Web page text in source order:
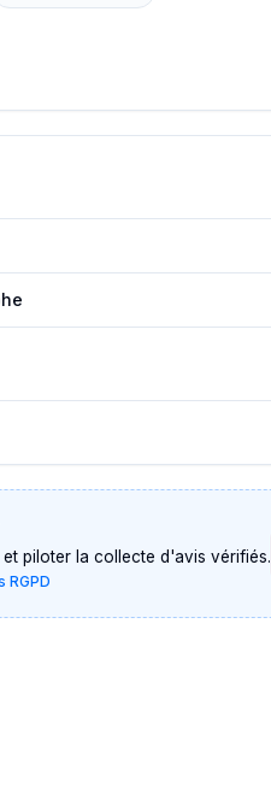
piloter la collecte d'avis vérifiés.